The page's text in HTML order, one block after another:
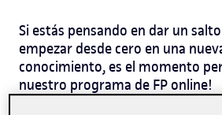
Si estás pensando en dar un
empezar desde cero en una
conocimiento, es el momento
nuestro programa de FP online!